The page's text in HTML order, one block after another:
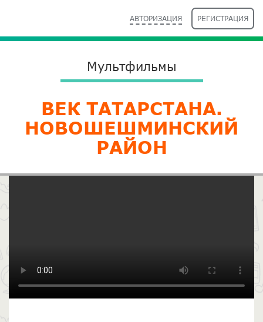
АВТОРИЗАЦИЯ РЕГИСТРАЦИЯ
Мультфильмы
ВЕК ТАТАРСТАНА.
НОВОШЕШМИНСКИЙ
РАЙОН